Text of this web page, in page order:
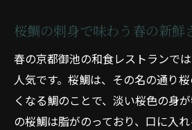
秋の深い香りを楽しむ和
冬の京都御池ふぐの刺身と鍋
る和食体験
冬の味覚、ふぐの刺身を
鍋物で温まる冬の京都御
桜鯛の刺身で味わう春の新鮮
春の京都御池の和食レストランで
人気です。桜鯛は、その名の通り
くなる鯛のことで、淡い桜色の身
の桜鯛は脂がのっており、口に入